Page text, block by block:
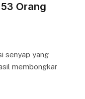
Orang
senyap yang
membongkar